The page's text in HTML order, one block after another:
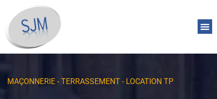
MAÇONNERIE - TERRASSEMENT - LOCATION TP